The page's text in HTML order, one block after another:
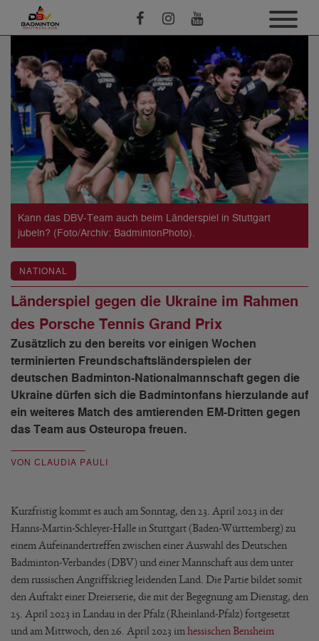
Kann das DBV-Team auch beim Länderspiel in Stuttgart
jubeln? (Foto/Archiv: BadmintonPhoto).
NATIONAL
Länderspiel gegen die Ukraine im Rahmen
des Porsche Tennis Grand Prix
Zusätzlich zu den bereits vor einigen Wochen
terminierten Freundschaftsländerspielen der
deutschen Badminton-Nationalmannschaft gegen die
Ukraine dürfen sich die Badmintonfans hierzulande auf
ein weiteres Match des amtierenden EM-Dritten gegen
das Team aus Osteuropa freuen.
VON CLAUDIA PAULI
Kurzfristig kommt es auch am Sonntag, den 23. April 2023 in der
Hanns-Martin-Schleyer-Halle in Stuttgart (Baden-Württemberg) zu
einem Aufeinandertreffen zwischen einer Auswahl des Deutschen
Badminton-Verbandes (DBV) und einer Mannschaft aus dem unter
dem russischen Angriffskrieg leidenden Land. Die Partie bildet somit
den Auftakt einer Dreierserie, die mit der Begegnung am Dienstag, den
25. April 2023 in Landau in der Pfalz (Rheinland-Pfalz) fortgesetzt
und am Mittwoch, den 26. April 2023 im hessischen Bensheim